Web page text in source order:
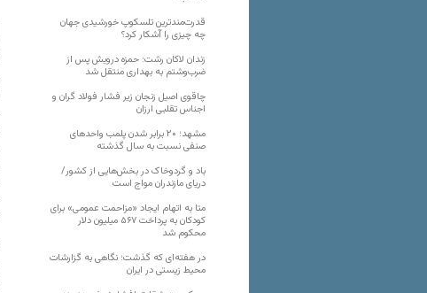
قدرت‌مندترین تلسکوپ خورشیدی جهان
چه چیزی را آشکار کرد؟
زندان لاکان رشت؛ حمزه درویش پس از
ضرب‌وشتم به بهداری منتقل شد
چاقوی اصیل زنجان زیر فشار فولاد گران و
اجناس تقلبی ارزان
مشهد؛ ۲۰ برابر شدن پلمب واحدهای
صنفی نسبت به سال گذشته
باد و گردوخاک در بخش‌هایی از کشور/
دریای مازندران مواج است
متا به اتهام ایجاد «مزاحمت عمومی» برای
کودکان به پرداخت ۵۶۷ میلیون دلار
محکوم شد
در هفته‌ای که گذشت؛ نگاهی به گزارشات
محیط زیستی در ایران